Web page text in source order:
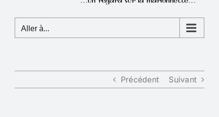
Aller à...
Précédent Suivant